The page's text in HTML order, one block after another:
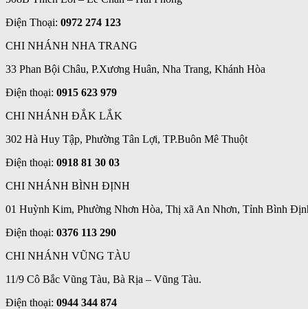
Điện Thoại: 0972 274 123
CHI NHÁNH NHA TRANG
33 Phan Bội Châu, P.Xương Huân, Nha Trang, Khánh Hòa
Điện thoại: 0915 623 979
CHI NHÁNH ĐẮK LẮK
302 Hà Huy Tập, Phường Tân Lợi, TP.Buôn Mê Thuột
Điện thoại: 0918 81 30 03
CHI NHÁNH BÌNH ĐỊNH
01 Huỳnh Kim, Phường Nhơn Hòa, Thị xã An Nhơn, Tỉnh Bình
Điện thoại: 0376 113 290
CHI NHÁNH VŨNG TÀU
11/9 Cô Bắc Vũng Tàu, Bà Rịa – Vũng Tàu.
Điện thoại: 0944 344 874